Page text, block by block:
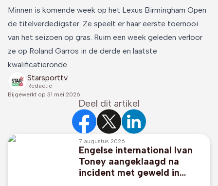
Minnen is komende week op het Lexus Birmingham Open
de titelverdedigster. Ze speelt er haar eerste toernooi
van het seizoen op gras. Ruim een week geleden verloor
ze op Roland Garros in de derde en laatste
kwalificatieronde.
Starsporttv
Redactie
Bijgewerkt op 31 mei 2026
Deel dit artikel
7 augustus 2026
Engelse international Ivan
Toney aangeklaagd na
incident met geweld in